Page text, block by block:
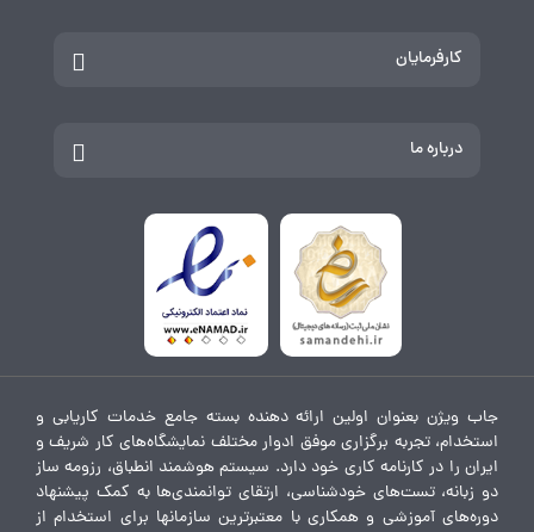
کارفرمایان
درباره ما
جاب ویژن بعنوان اولین ارائه دهنده بسته جامع خدمات کاریابی و
استخدام، تجربه برگزاری موفق ادوار مختلف نمایشگاه‌های کار شریف و
ایران را در کارنامه کاری خود دارد. سیستم هوشمند انطباق، رزومه ساز
دو زبانه، تست‌های خودشناسی، ارتقای توانمندی‌ها به کمک پیشنهاد
دوره‌های آموزشی و همکاری با معتبرترین سازمانها برای استخدام از